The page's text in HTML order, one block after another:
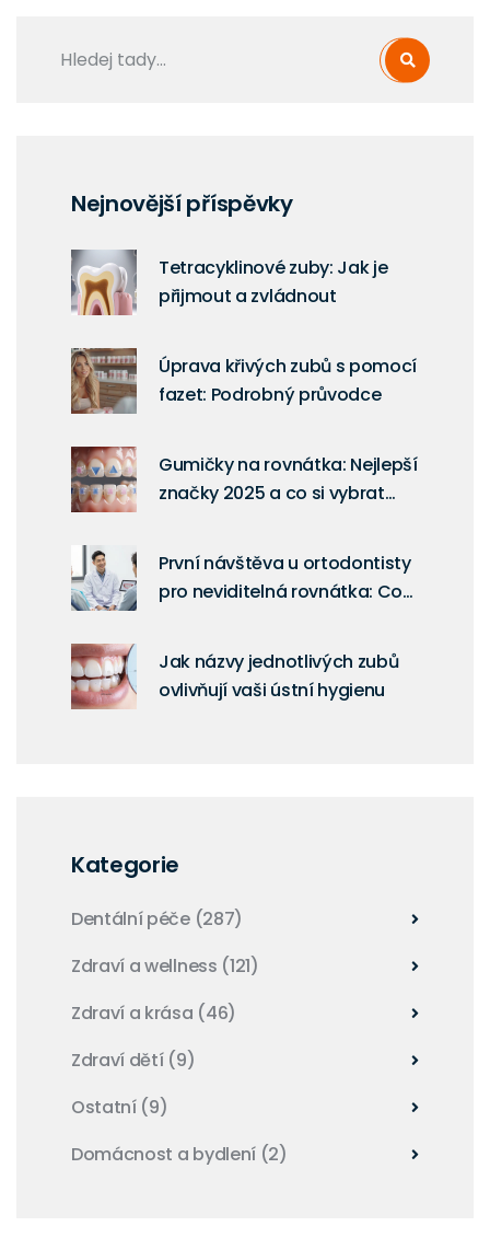
Nejnovější příspěvky
Tetracyklinové zuby: Jak je
přijmout a zvládnout
Úprava křivých zubů s pomocí
fazet: Podrobný průvodce
Gumičky na rovnátka: Nejlepší
značky 2025 a co si vybrat
První návštěva u ortodontisty
pro neviditelná rovnátka: Co
Jak názvy jednotlivých zubů
ovlivňují vaši ústní hygienu
Kategorie
Dentální péče (287)
Zdraví a wellness (121)
Zdraví a krása (46)
Zdraví dětí (9)
Ostatní (9)
Domácnost a bydlení (2)